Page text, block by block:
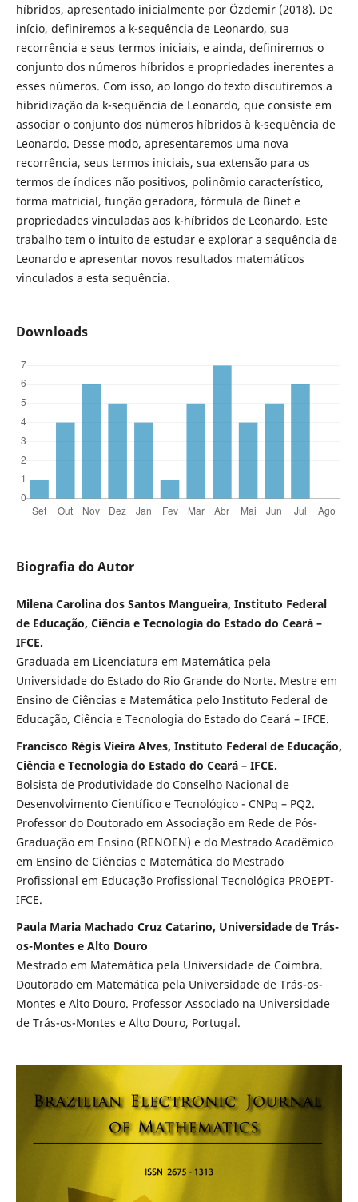
híbridos, apresentado inicialmente por Özdemir (2018). De
início, definiremos a k-sequência de Leonardo, sua
recorrência e seus termos iniciais, e ainda, definiremos o
conjunto dos números híbridos e propriedades inerentes a
esses números. Com isso, ao longo do texto discutiremos a
hibridização da k-sequência de Leonardo, que consiste em
associar o conjunto dos números híbridos à k-sequência de
Leonardo. Desse modo, apresentaremos uma nova
recorrência, seus termos iniciais, sua extensão para os
termos de índices não positivos, polinômio característico,
forma matricial, função geradora, fórmula de Binet e
propriedades vinculadas aos k-híbridos de Leonardo. Este
trabalho tem o intuito de estudar e explorar a sequência de
Leonardo e apresentar novos resultados matemáticos
vinculados a esta sequência.
Downloads
Biografia do Autor
Milena Carolina dos Santos Mangueira, Instituto Federal
de Educação, Ciência e Tecnologia do Estado do Ceará –
IFCE.
Graduada em Licenciatura em Matemática pela
Universidade do Estado do Rio Grande do Norte. Mestre em
Ensino de Ciências e Matemática pelo Instituto Federal de
Educação, Ciência e Tecnologia do Estado do Ceará – IFCE.
Francisco Régis Vieira Alves, Instituto Federal de Educação,
Ciência e Tecnologia do Estado do Ceará – IFCE.
Bolsista de Produtividade do Conselho Nacional de
Desenvolvimento Científico e Tecnológico - CNPq – PQ2.
Professor do Doutorado em Associação em Rede de Pós-
Graduação em Ensino (RENOEN) e do Mestrado Acadêmico
em Ensino de Ciências e Matemática do Mestrado
Profissional em Educação Profissional Tecnológica PROEPT-
IFCE.
Paula Maria Machado Cruz Catarino, Universidade de Trás-
os-Montes e Alto Douro
Mestrado em Matemática pela Universidade de Coimbra.
Doutorado em Matemática pela Universidade de Trás-os-
Montes e Alto Douro. Professor Associado na Universidade
de Trás-os-Montes e Alto Douro, Portugal.